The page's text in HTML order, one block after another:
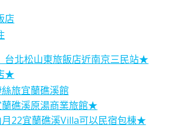
店
台北松山東旅飯店近南京三民站★
★
絲旅宜蘭礁溪館
蘭礁溪原湯商業旅館★
月22宜蘭礁溪Villa可以民宿包棟★